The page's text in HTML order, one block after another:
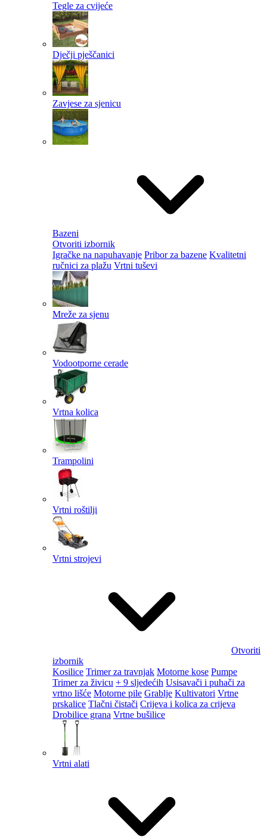
Tegle za cvijeće
Dječji pješčanici
Zavjese za sjenicu
Bazeni
Otvoriti izbornik
Igračke na napuhavanje Pribor za bazene Kvalitetni
ručnici za plažu Vrtni tuševi
Mreže za sjenu
Vodootporne cerade
Vrtna kolica
Trampolini
Vrtni roštilji
Vrtni strojevi
Otvoriti
izbornik
Kosilice Trimer za travnjak Motorne kose Pumpe
Trimer za živicu + 9 sljedećih Usisavači i puhači za
vrtno lišće Motorne pile Grablje Kultivatori Vrtne
prskalice Tlačni čistači Crijeva i kolica za crijeva
Drobilice grana Vrtne bušilice
Vrtni alati